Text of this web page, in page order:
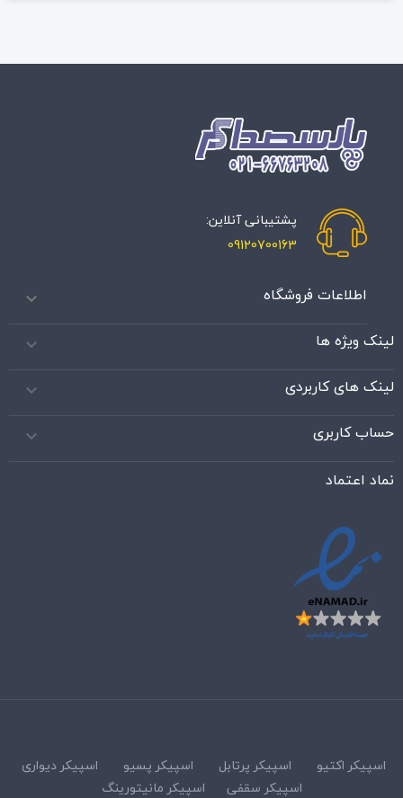
پشتیبانی آنلاین:
09120700163
اطلاعات فروشگاه 
لینک ویژه ها 
لینک های کاربردی 
حساب کاربری 
نماد اعتماد
اسپیکر اکتیو اسپیکر پرتابل اسپیکر پسیو
اسپیکر دیواری
اسپیکر سقفی
اسپیکر مانیتورینگ